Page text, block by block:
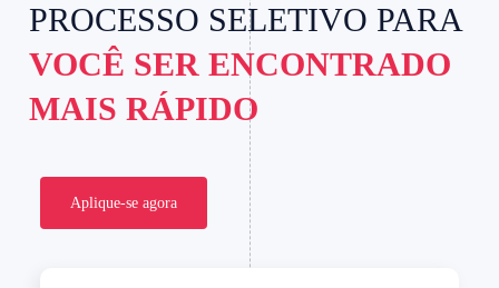
PROCESSO SELETIVO PARA
VOCÊ SER ENCONTRADO
MAIS RÁPIDO
Aplique-se agora